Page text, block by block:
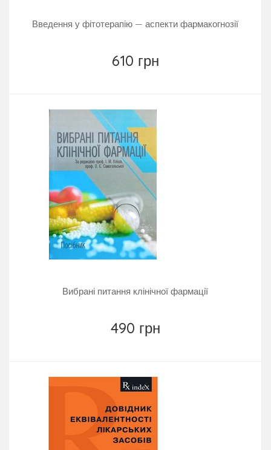
Введення у фітотерапію — аспекти фармакогнозії
610 грн
Вибрані питання клінічної фармації
490 грн